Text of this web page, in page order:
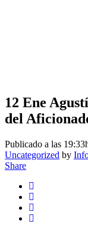
Agustín
Aficionado
12 Ene
del
Publicado a las
Uncategorized by
Share